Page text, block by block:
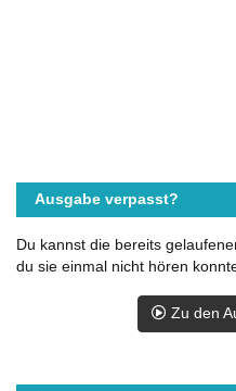
Ausgabe verpasst?
Du kannst die bereits
du sie einmal nicht hören
Zu den